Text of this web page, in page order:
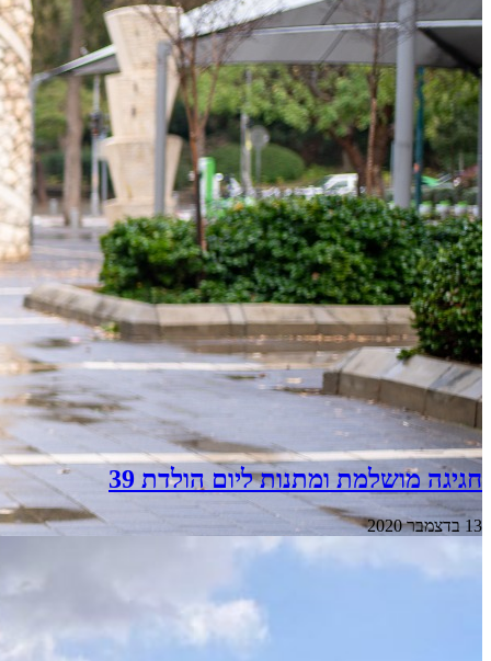
חגיגה מושלמת ומתנות ליום הולדת 39
13 בדצמבר 2020